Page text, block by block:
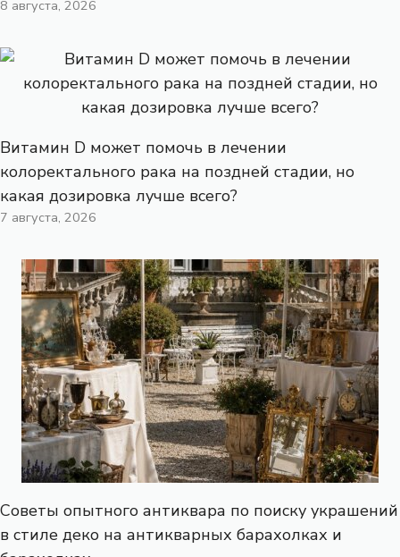
8 августа, 2026
Витамин D может помочь в лечении
колоректального рака на поздней стадии, но
какая дозировка лучше всего?
7 августа, 2026
Советы опытного антиквара по поиску украшений
в стиле деко на антикварных барахолках и